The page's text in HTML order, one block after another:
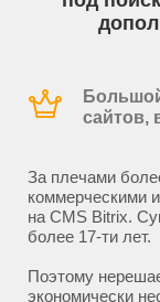
сайтов,
За плечами
коммерческими
на CMS Bitrix.
более 17-ти лет.
Поэтому
экономически